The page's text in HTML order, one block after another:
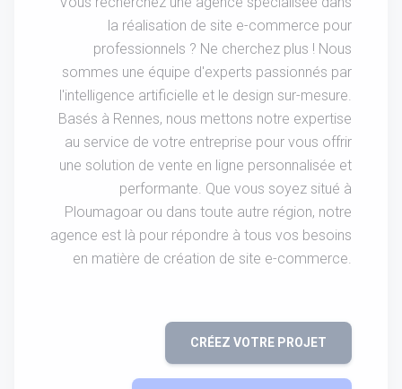
la réalisation de site e-commerce pour
professionnels ? Ne cherchez plus ! Nous
sommes une équipe d'experts passionnés par
l'intelligence artificielle et le design sur-mesure.
Basés à Rennes, nous mettons notre expertise
au service de votre entreprise pour vous offrir
une solution de vente en ligne personnalisée et
performante. Que vous soyez situé à
Ploumagoar ou dans toute autre région, notre
agence est là pour répondre à tous vos besoins
en matière de création de site e-commerce.
CRÉEZ VOTRE PROJET